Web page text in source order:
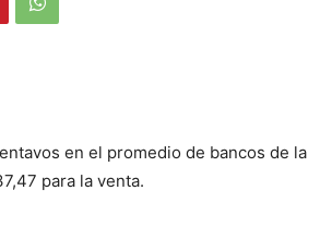
en el promedio de bancos de la
para la venta.